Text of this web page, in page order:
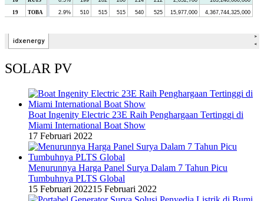
SOLAR PV
Boat Ingenity Electric 23E Raih Penghargaan Tertinggi di
Miami International Boat Show
17 Februari 2022
Menurunnya Harga Panel Surya Dalam 7 Tahun Picu
Tumbuhnya PLTS Global
15 Februari 202215 Februari 2022